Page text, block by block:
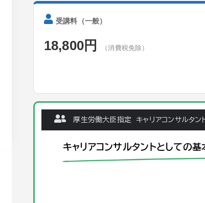
受講料（一般）
18,800円 （消費税免除）
厚生労働大臣指定 キャリアコンサルタ
キャリアコンサルタントとしての